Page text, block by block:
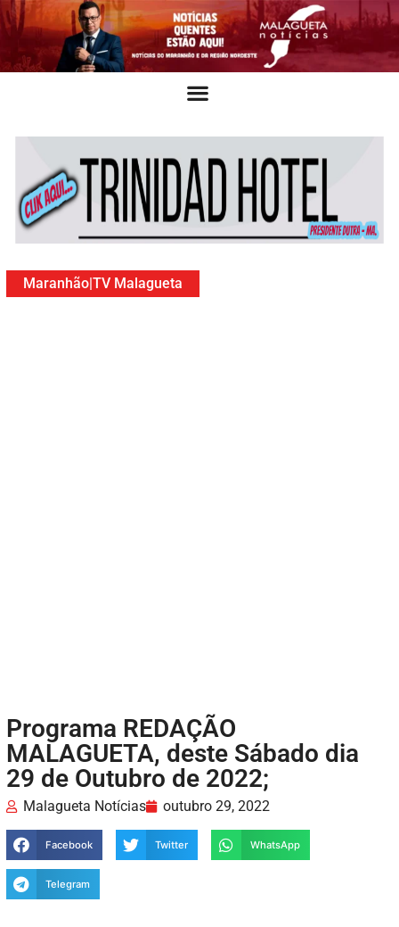
Maranhão|TV Malagueta
Programa REDAÇÃO
MALAGUETA, deste Sábado dia
29 de Outubro de 2022;
Malagueta Notícias outubro 29, 2022
Facebook Twitter WhatsApp
Telegram